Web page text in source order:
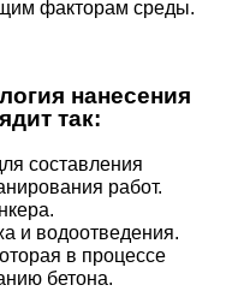
факторам среды.
нанесения
так:
составления
работ.
и водоотведения.
в процессе
бетона.